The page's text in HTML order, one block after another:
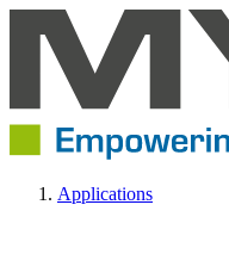
Applications